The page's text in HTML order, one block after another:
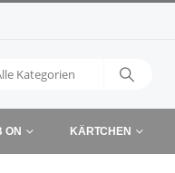
ON KÄRTCHEN